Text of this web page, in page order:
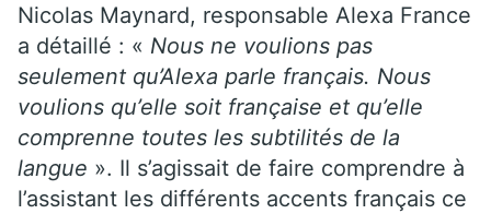
Nicolas Maynard, responsable Alexa France
a détaillé : « Nous ne voulions pas
seulement qu’Alexa parle français. Nous
voulions qu’elle soit française et qu’elle
comprenne toutes les subtilités de la
langue ». Il s’agissait de faire comprendre à
l’assistant les différents accents français ce